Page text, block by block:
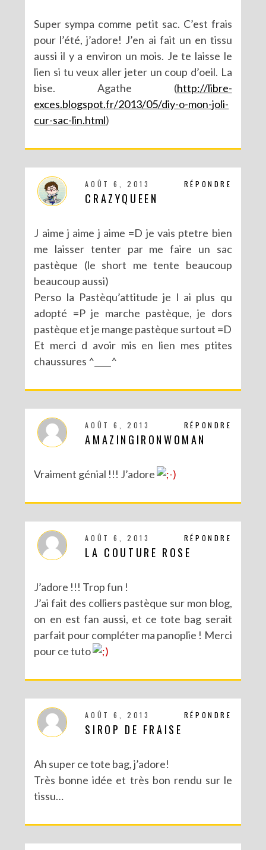
Super sympa comme petit sac. C’est frais
pour l’été, j’adore! J’en ai fait un en tissu
aussi il y a environ un mois. Je te laisse le
lien si tu veux aller jeter un coup d’oeil. La
bise. Agathe (http://libre-
exces.blogspot.fr/2013/05/diy-o-mon-joli-
cur-sac-lin.html)
RÉPONDRE
AOÛT 6, 2013
CRAZYQUEEN
J aime j aime j aime =D je vais ptetre bien
me laisser tenter par me faire un sac
pastèque (le short me tente beaucoup
beaucoup aussi)
Perso la Pastèqu’attitude je l ai plus qu
adopté =P je marche pastèque, je dors
pastèque et je mange pastèque surtout =D
Et merci d avoir mis en lien mes ptites
chaussures ^____^
RÉPONDRE
AOÛT 6, 2013
AMAZINGIRONWOMAN
Vraiment génial !!! J’adore
RÉPONDRE
AOÛT 6, 2013
LA COUTURE ROSE
J’adore !!! Trop fun !
J’ai fait des colliers pastèque sur mon blog,
on en est fan aussi, et ce tote bag serait
parfait pour compléter ma panoplie ! Merci
pour ce tuto
RÉPONDRE
AOÛT 6, 2013
SIROP DE FRAISE
Ah super ce tote bag, j’adore!
Très bonne idée et très bon rendu sur le
tissu…